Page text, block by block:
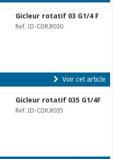
Gicleur rotatif 03 G1/4 F
Ref. ID-CDR.R030
Voir cet article
Gicleur rotatif 035 G1/4F
Ref. ID-CDR.R035